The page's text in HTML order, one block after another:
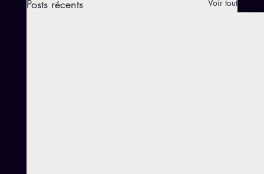
Posts récents Voir tout